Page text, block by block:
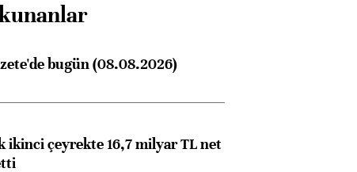
bugün (08.08.2026)
ikinci çeyrekte 16,7 milyar TL net